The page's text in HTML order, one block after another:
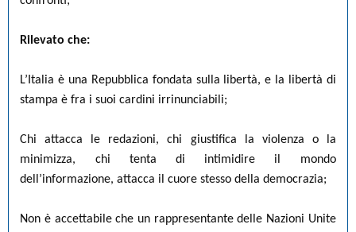
Rilevato che:
L’Italia è una Repubblica fondata sulla libertà, e la libertà di
stampa è fra i suoi cardini irrinunciabili;
Chi attacca le redazioni, chi giustifica la violenza o la
minimizza, chi tenta di intimidire il mondo
dell’informazione, attacca il cuore stesso della democrazia;
Non è accettabile che un rappresentante delle Nazioni Unite